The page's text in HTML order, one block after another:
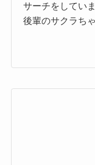
サーチをしてい
後輩のサクラち